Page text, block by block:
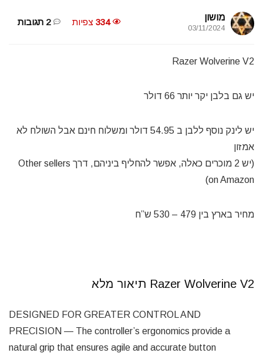
מושון
03/11/2024
334 צפיות 2 תגובות
Razer Wolverine V2
יש גם בלבן יקר יותר 66 דולר
יש לינק נוסף ללבן ב 54.95 דולר ומשלוח חינם אבל השולח לא
אמזון
(יש 2 מוכרים כאלה, אפשר להחליף ביניהם, דרך
Other sellers
on Amazon)
מחיר בארץ בין 479 – 530 ש”ח
Razer Wolverine V2 תיאור מלא
DESIGNED FOR GREATER CONTROL AND
PRECISION — The controller’s ergonomics provide a
natural grip that ensures agile and accurate button